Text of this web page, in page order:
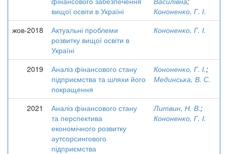
вищої освіти в Україні
Кононенко, Г. І.
жов-2018
Актуальні проблеми
розвитку вищої освіти в
Україні
Кононенко, Г. І.
2019
Аналіз фінансового стану
підприємства та шляхи його
покращення
Кононенко, Г. І.;
Мединська, В. С.
2021
Аналіз фінансового стану
та перспектива
економічного розвитку
аутсорсингового
підприємства
Литвин, Н. В.;
Кононенко, Г. І.